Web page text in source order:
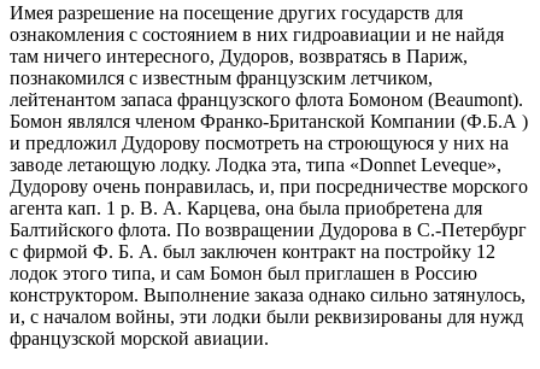
Имея разрешение на посещение других государств для
ознакомления с состоянием в них гидроавиации и не найдя
там ничего интересного, Дудоров, возвратясь в Париж,
познакомился с известным французским летчиком,
лейтенантом запаса французского флота Бомоном (Beaumont).
Бомон являлся членом Франко-Британской Компании (Ф.Б.А )
и предложил Дудорову посмотреть на строющуюся у них на
заводе летающую лодку. Лодка эта, типа «Donnet Leveque»,
Дудорову очень понравилась, и, при посредничестве морского
агента кап. 1 р. В. А. Карцева, она была приобретена для
Балтийского флота. По возвращении Дудорова в С.-Петербург
с фирмой Ф. Б. А. был заключен контракт на постройку 12
лодок этого типа, и сам Бомон был приглашен в Россию
конструктором. Выполнение заказа однако сильно затянулось,
и, с началом войны, эти лодки были реквизированы для нужд
французской морской авиации.